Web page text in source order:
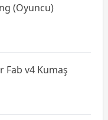
(Oyuncu)
Fab v4 Kumaş